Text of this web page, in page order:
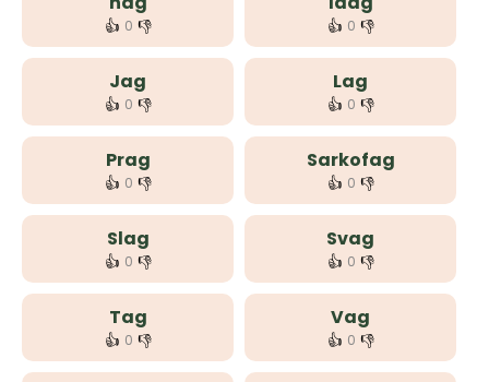
👍 0 👎 👍 0 👎
Jag
👍 0 👎
Lag
👍 0 👎
Prag
👍 0 👎
Sarkofag
👍 0 👎
Slag
👍 0 👎
Svag
👍 0 👎
Tag
👍 0 👎
Vag
👍 0 👎